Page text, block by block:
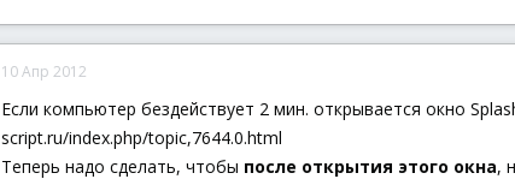
10 Апр 2012
Если компьютер бездействует 2 мин. открывается окно
script.ru/index.php/topic,7644.0.html
Теперь надо сделать, чтобы после открытия этого окна,